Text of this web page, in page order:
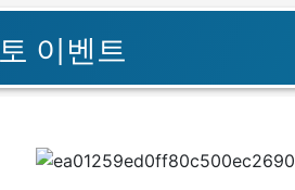
이벤트